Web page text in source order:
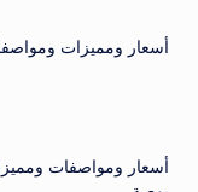
أسعار ومميزات ومواصفات